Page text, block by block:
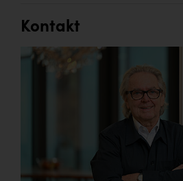
Kontakt